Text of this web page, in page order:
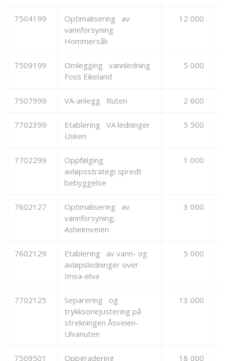
7504199
Optimalisering av
vannforsyning
Hommersåk
12 000
7509199
Omlegging vannledning
Foss Eikeland
5 000
7507999 VA-anlegg Ruten 2 600
7702399
Etablering VA ledninger
Usken
5 500
7702299
Oppfølging
avløpsstrategi spredt
bebyggelse
1 000
7602127
Optimalisering av
vannforsyning,
Asheimveien
3 000
7602129
Etablering av vann- og
avløpsledninger over
Imsa-elva
5 000
7702125
Separering og
trykksonejustering på
strekningen Åsveien-
Ulvanuten
13 000
7509501 Oppgradering 18 000